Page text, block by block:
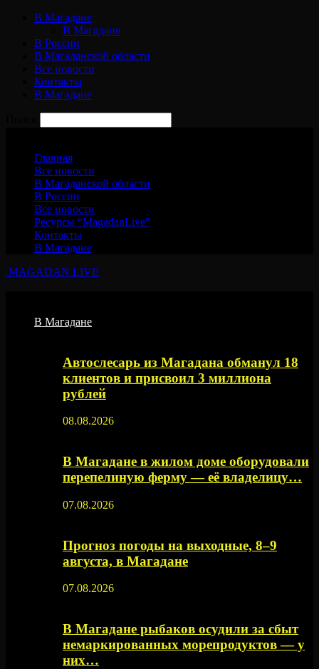
В Магадане
В Магадане
В России
В Магаданской области
Все новости
Контакты
В Магадане
Главная
Все новости
В Магаданской области
В России
Все новости
Ресурсы “MagadanLive”
Контакты
В Магадане
MAGADAN LIVE
В Магадане
Автослесарь из Магадана обманул 18
клиентов и присвоил 3 миллиона
рублей
08.08.2026
В Магадане в жилом доме оборудовали
перепелиную ферму — её владелицу…
07.08.2026
Прогноз погоды на выходные, 8–9
августа, в Магадане
07.08.2026
В Магадане рыбаков осудили за сбыт
немаркированных морепродуктов — у
них…